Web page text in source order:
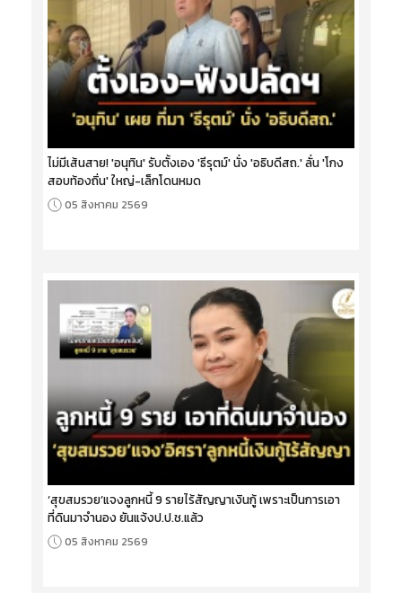
ไม่มีเส้นสาย! 'อนุทิน' รับตั้งเอง 'ธีรุตม์' นั่ง 'อธิบดีสถ.' ลั่น 'โกง
สอบท้องถิ่น' ใหญ่-เล็กโดนหมด
05 สิงหาคม 2569
‘สุขสมรวย’แจงลูกหนี้ 9 รายไร้สัญญาเงินกู้ เพราะเป็นการเอา
ที่ดินมาจำนอง ยันแจ้งป.ป.ช.แล้ว
05 สิงหาคม 2569